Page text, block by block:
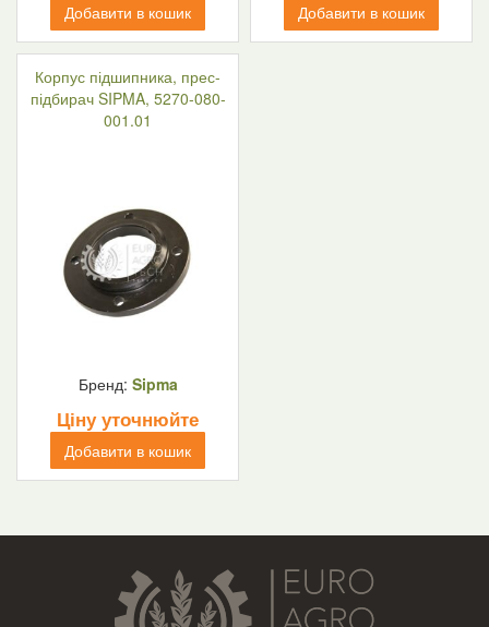
Добавити в кошик Добавити в кошик
Корпус підшипника, прес-
підбирач SIPMA, 5270-080-
001.01
Бренд: Sipma
Ціну уточнюйте
Добавити в кошик